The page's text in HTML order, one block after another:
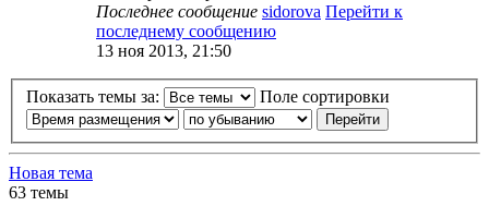
Последнее сообщение sidorova Перейти к
последнему сообщению
13 ноя 2013, 21:50
Показать темы за: Поле сортировки
Новая тема
63 темы